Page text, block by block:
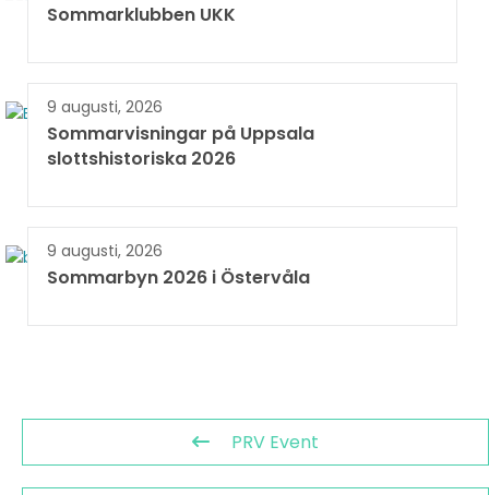
Sommarklubben UKK
9 augusti, 2026
Sommarvisningar på Uppsala
slottshistoriska 2026
9 augusti, 2026
Sommarbyn 2026 i Östervåla
PRV Event